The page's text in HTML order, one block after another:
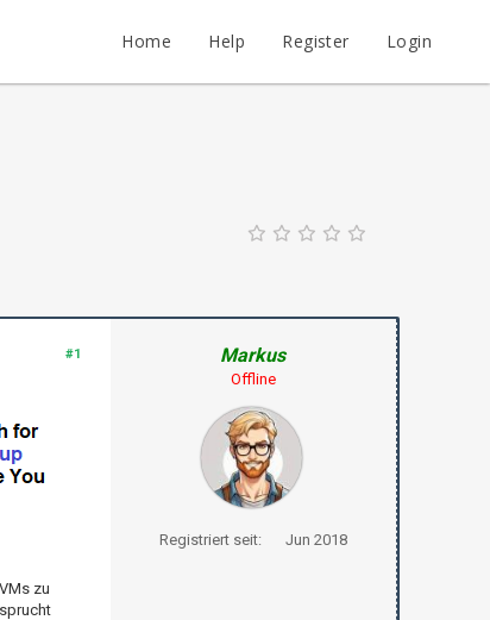
Home Help Register Login
#1
zu
Markus
Offline
Registriert seit: Jun 2018